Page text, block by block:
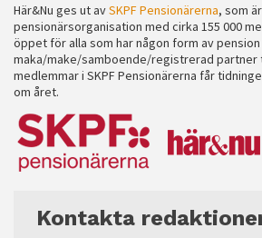
Här&Nu ges ut avSKPF Pensionärerna, som
pensionärsorganisation med cirka 155 000
öppet för alla som har någon form av
maka/make/samboende/registrerad partner
medlemmar i SKPF Pensionärerna får
om året.
Kontakta